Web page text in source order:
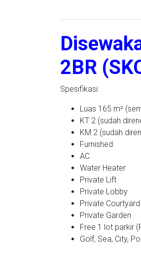
2BR
Spesifikasi:
Luas 165 m²
KT 2 (sudah
KM 2 (sudah
Furnished
AC
Water Heater
Private Lift
Private Lobby
Private Courtyard
Private Garden
Free 1 lot parkir
Golf, Sea, City,